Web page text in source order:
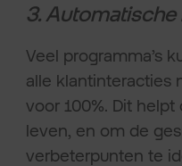
3.
Veel programma’s
alle klantinteracties
voor 100%. Dit
leven, en om de
verbeterpunten te